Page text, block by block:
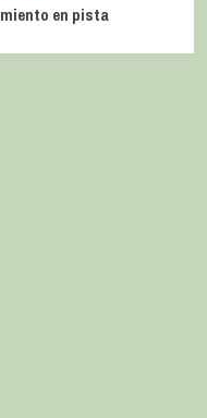
en pista